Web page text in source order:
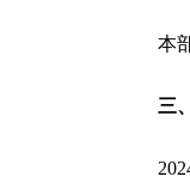
本
三